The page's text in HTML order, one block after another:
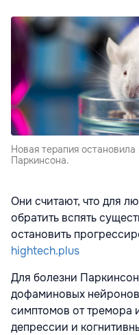
Новая терапия
Паркинсона.
Они считают, что для
обратить вспять
остановить
hightech.plus
Для болезни
дофаминовых
симптомов от тремора
депрессии и